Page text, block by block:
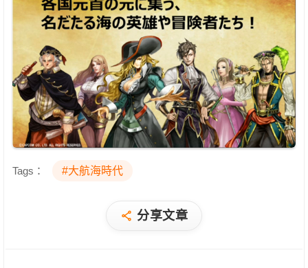
Tags： #大航海時代
分享文章